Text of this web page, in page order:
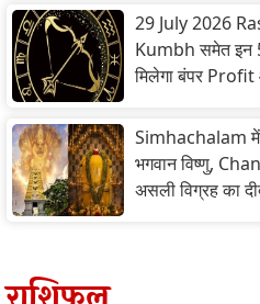
29 July 2026
Kumbh समेत इन 5
मिलेगा बंपर
Simhachalam में
भगवान विष्णु,
असली विग्रह का